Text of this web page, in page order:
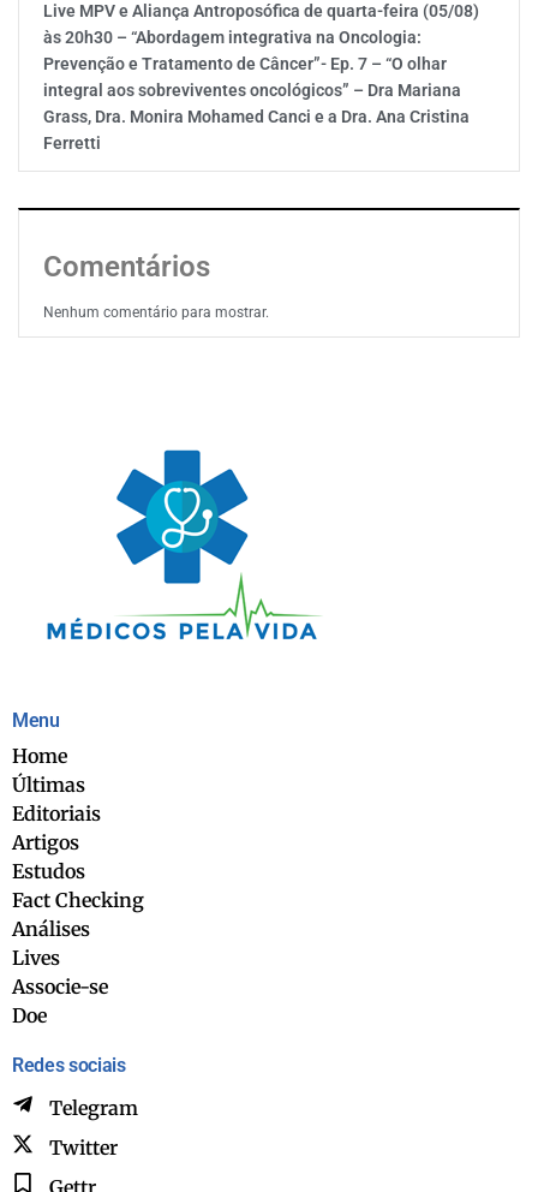
Live MPV e Aliança Antroposófica de quarta-feira (05/08)
às 20h30 – “Abordagem integrativa na Oncologia:
Prevenção e Tratamento de Câncer”- Ep. 7 – “O olhar
integral aos sobreviventes oncológicos” – Dra Mariana
Grass, Dra. Monira Mohamed Canci e a Dra. Ana Cristina
Ferretti
Comentários
Nenhum comentário para mostrar.
Menu
Home
Últimas
Editoriais
Artigos
Estudos
Fact Checking
Análises
Lives
Associe-se
Doe
Redes sociais
Telegram
Twitter
Gettr